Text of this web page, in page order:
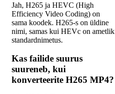
Jah, H265 ja HEVC (High
Efficiency Video Coding) on
sama koodek. H265-s on üldine
nimi, samas kui HEVc on ametlik
standardnimetus.
Kas failide suurus
suureneb, kui
konverteerite H265 MP4?